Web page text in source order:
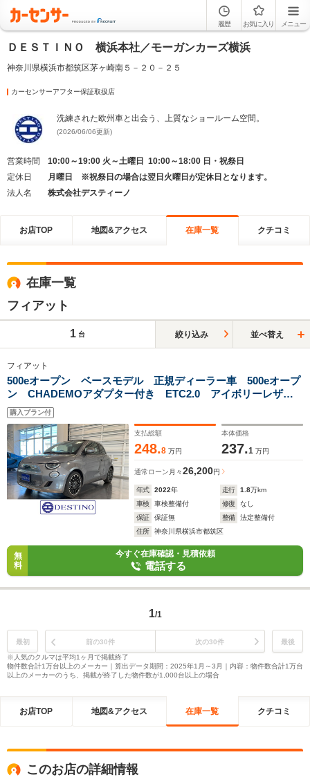
履歴 お気に入り メニュー
ＤＥＳＴＩＮＯ 横浜本社／モーガンカーズ横浜
神奈川県横浜市都筑区茅ヶ崎南５－２０－２５
カーセンサーアフター保証取扱店
洗練された欧州車と出会う、上質なショールーム空間。
(2026/06/06更新)
営業時間
10:00～19:00 火～土曜日 10:00～18:00 日・祝祭日
定休日
月曜日 ※祝祭日の場合は翌日火曜日が定休日となります。
法人名
株式会社デスティーノ
お店TOP 地図&アクセス 在庫一覧 クチコミ
在庫一覧
フィアット
1 台 絞り込み 並べ替え
フィアット
500eオープン ベースモデル 正規ディーラー車 500eオープ
ン CHADEMOアダプター付き ETC2.0 アイボリーレザー&
シートヒーター バックカメラ 電動トップ ドラレコ
購入プラン付
支払総額
248.8 万円
本体価格
237.1 万円
通常ローン 月々26,200円
年式 2022年 走行 1.8万km
車検
車検整備付 修復
なし
保証
保証無 整備
法定整備付
住所
神奈川県横浜市都筑区
無
料
今すぐ在庫確認・見積依頼
電話する
1/1
最初 前の30件 次の30件
最後
※人気のクルマは平均1ヶ月で掲載終了
物件数合計1万台以上のメーカー｜算出データ期間：2025年1月～3月｜内容：物件数合計1万台
以上のメーカーのうち、掲載が終了した物件数が1,000台以上の場合
お店TOP 地図&アクセス 在庫一覧 クチコミ
このお店の詳細情報